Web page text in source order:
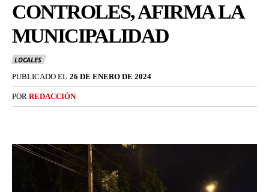
CONTROLES, AFIRMA LA
MUNICIPALIDAD
LOCALES
PUBLICADO EL 26 DE ENERO DE 2024
POR REDACCIÓN